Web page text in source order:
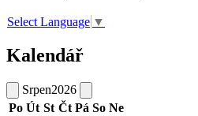
Select Language ▼
Kalendář
Srpen2026
Po Út St Čt Pá So Ne